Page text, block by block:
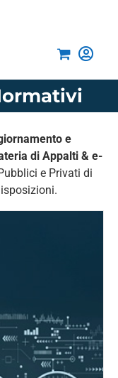
e
di Appalti & e-
e Privati di